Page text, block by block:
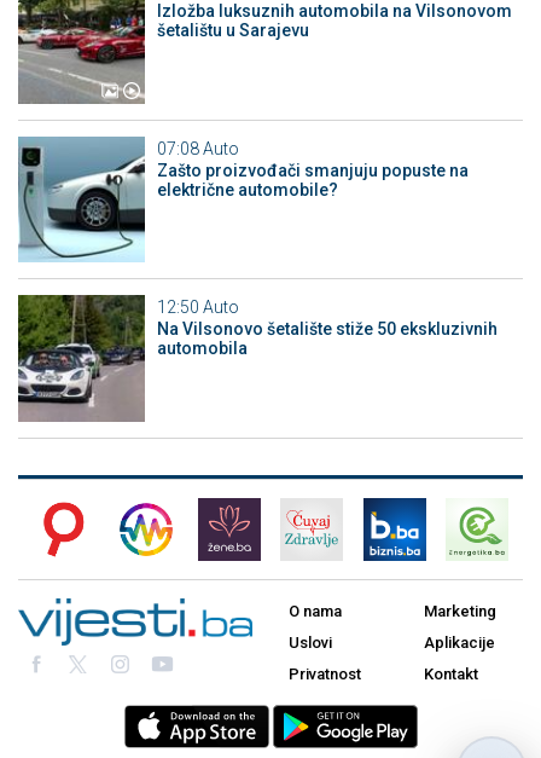
Izložba luksuznih automobila na Vilsonovom
šetalištu u Sarajevu
07:08Auto
Zašto proizvođači smanjuju popuste na
električne automobile?
12:50 Auto
Na Vilsonovo šetalište stiže 50 ekskluzivnih
automobila
O nama
Uslovi
Privatnost
Marketing
Aplikacije
Kontakt